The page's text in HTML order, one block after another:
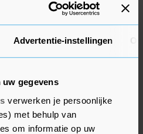
Advertentie-instellingen
gegevens
verwerken je persoonlijke
met behulp van
om informatie op uw